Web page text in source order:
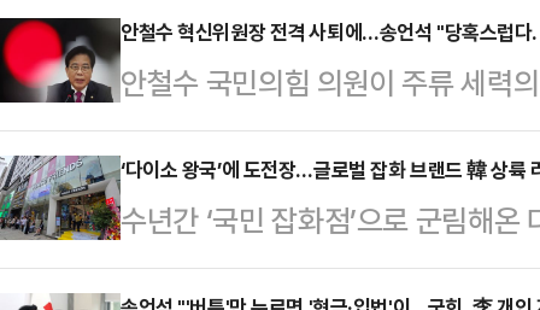
안철수 혁신위원장 전격 사퇴에…송언석 "당혹스럽다
안철수 국민의힘 의원이 주류 세력
전격 사퇴하고 혁신 당대표가 되겠
언석 국민의힘 비상대책위원장 겸
을 보였다.송언석 비대위원장은 7
출마 선언 회견 직후 기자들과 만나
‘다이소 왕국’에 도전장…글로벌 잡화 브랜드 韓 상륙
수년간 ‘국민 잡화점’으로 군림해
면했다. 중국의 미니소·요요소에